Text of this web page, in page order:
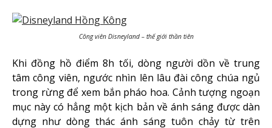
Công viên Disneyland – thế giới thần tiên
Khi đồng hồ điểm 8h tối, dòng người dồn về trung
tâm công viên, ngước nhìn lên lâu đài công chúa ngủ
trong rừng để xem bắn pháo hoa. Cảnh tượng ngoạn
mục này có hẳng một kịch bản về ánh sáng được dàn
dựng như dòng thác ánh sáng tuôn chảy từ trên